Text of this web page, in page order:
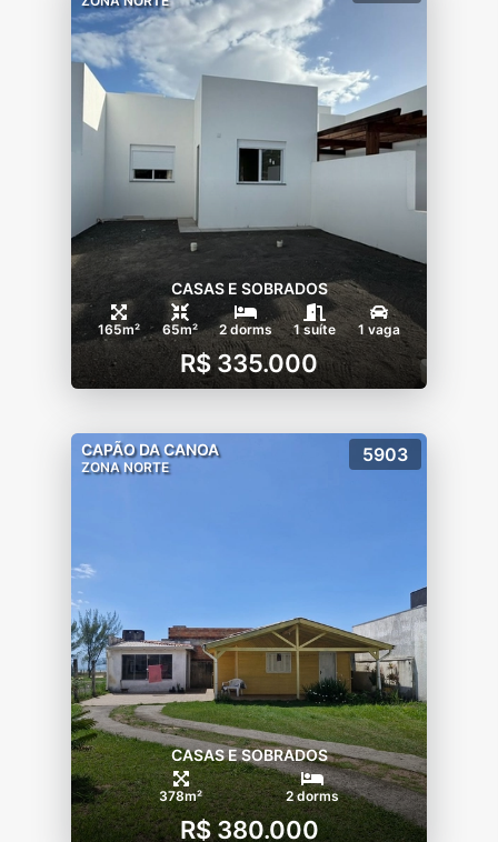
CASAS E SOBRADOS
165m² 65m² 2 dorms 1 suíte 1 vaga
R$ 335.000
CAPÃO DA CANOA
ZONA NORTE
5903
CASAS E SOBRADOS
378m² 2 dorms
R$ 380.000